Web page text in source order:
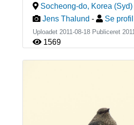
Socheong-do, Korea (Syd)
Jens Thalund - Se profil
Uploadet 2011-08-18 Publiceret
1569